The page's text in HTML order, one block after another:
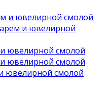
и ювелирной смолой
и ювелирной
ювелирной смолой
ювелирной смолой
ювелирной смолой